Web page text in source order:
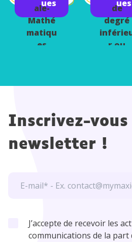
ues
ale-
Mathé
matiqu
es
ues
de
degré
r ou
Inscrivez-
newsletter !
J’accepte de recevoir les
communications de la part